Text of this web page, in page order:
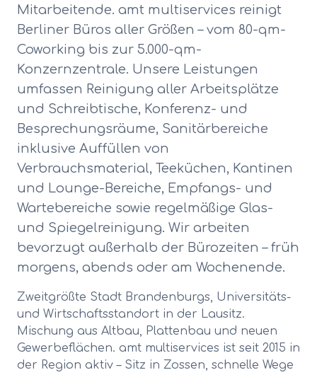
Mitarbeitende. amt multiservices reinigt
Berliner Büros aller Größen – vom 80-qm-
Coworking bis zur 5.000-qm-
Konzernzentrale. Unsere Leistungen
umfassen Reinigung aller Arbeitsplätze
und Schreibtische, Konferenz- und
Besprechungsräume, Sanitärbereiche
inklusive Auffüllen von
Verbrauchsmaterial, Teeküchen, Kantinen
und Lounge-Bereiche, Empfangs- und
Wartebereiche sowie regelmäßige Glas-
und Spiegelreinigung. Wir arbeiten
bevorzugt außerhalb der Bürozeiten – früh
morgens, abends oder am Wochenende.
Zweitgrößte Stadt Brandenburgs, Universitäts-
und Wirtschaftsstandort in der Lausitz.
Mischung aus Altbau, Plattenbau und neuen
Gewerbeflächen. amt multiservices ist seit 2015 in
der Region aktiv – Sitz in Zossen, schnelle Wege